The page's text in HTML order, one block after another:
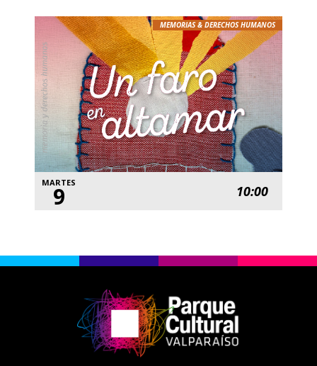
MEMORIAS & DERECHOS HUMANOS
MARTES
9 10:00